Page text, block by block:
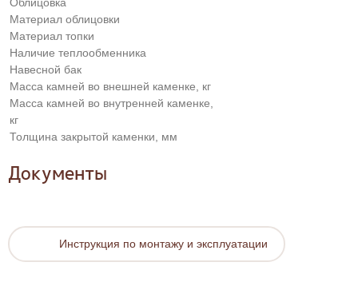
Материал облицовки
Материал топки
Наличие теплообменника
Навесной бак
Масса камней во внешней каменке, кг
Масса камней во внутренней каменке,
кг
Толщина закрытой каменки, мм
Документы
Инструкция по монтажу и эксплуатации